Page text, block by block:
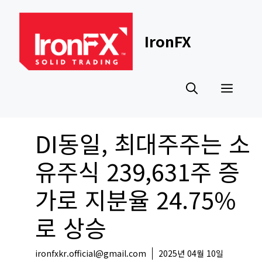
content
IronFX
DI동일, 최대주주는 소
유주식 239,631주 증
가로 지분율 24.75%
로 상승
ironfxkr.official@gmail.com 2025년 04월 10일